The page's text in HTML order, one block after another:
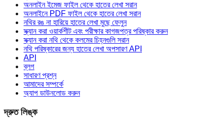
অনলাইন ইমেজ ফাইল থেকে হাতের লেখা সরান
অনলাইনে PDF ফাইল থেকে হাতের লেখা সরান
নথির রঙ না হারিয়ে হাতের লেখা মুছে ফেলুন
স্ক্যান করা ওয়ার্কশীট এবং পরীক্ষার কাগজপত্র পরিষ্কার করুন
স্ক্যান করা নথি থেকে কলমের চিহ্নগুলি সরান
নথি পরিষ্কারের জন্য হাতের লেখা অপসারণ API
API
ব্লগ
সাধারণ প্রশ্ন
আমাদের সম্পর্কে
অ্যাপ ডাউনলোড করুন
দ্রুত লিঙ্ক